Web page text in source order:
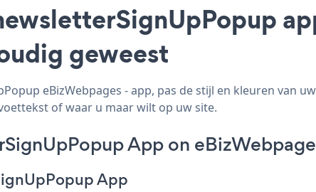
geweest
eBizWebpages - app, pas de stijl en kleuren van
of waar u maar wilt op uw site.
App on
App